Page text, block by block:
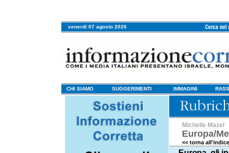
venerdi 07 agosto 2026
CHI SIAMO SUGGERIMENTI IMMAGINI
Michelle Mazel
Europa/
<< torna